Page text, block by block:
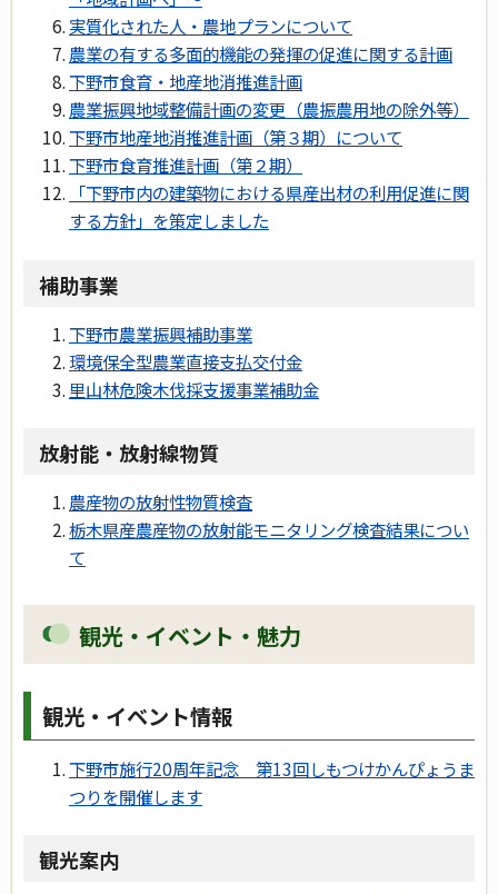
実質化された人・農地プランについて
農業の有する多面的機能の発揮の促進に関する計画
下野市食育・地産地消推進計画
農業振興地域整備計画の変更（農振農用地の除外等）
下野市地産地消推進計画（第３期）について
下野市食育推進計画（第２期）
「下野市内の建築物における県産出材の利用促進に関
する方針」を策定しました
補助事業
下野市農業振興補助事業
環境保全型農業直接支払交付金
里山林危険木伐採支援事業補助金
放射能・放射線物質
農産物の放射性物質検査
栃木県産農産物の放射能モニタリング検査結果につい
て
観光・イベント・魅力
観光・イベント情報
下野市施行20周年記念 第13回しもつけかんぴょうま
つりを開催します
観光案内